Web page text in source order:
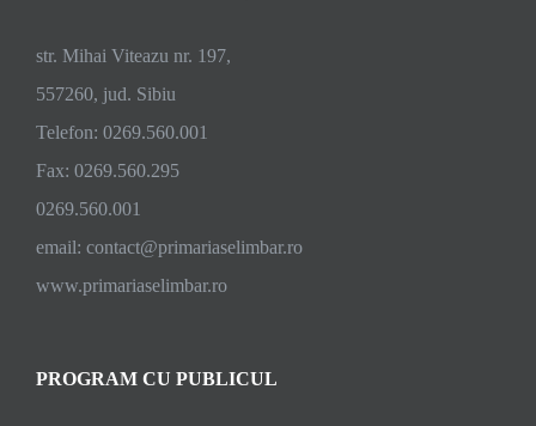
str. Mihai Viteazu nr. 197,
557260, jud. Sibiu
Telefon: 0269.560.001
Fax: 0269.560.295
0269.560.001
email: contact@primariaselimbar.ro
www.primariaselimbar.ro
PROGRAM CU PUBLICUL